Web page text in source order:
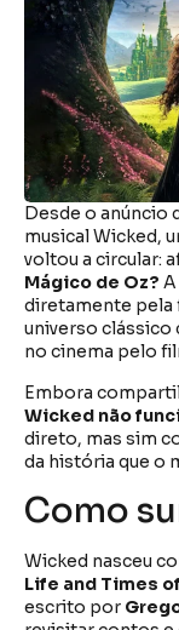
Desde o anúncio
musical Wicked,
voltou a circular:
Mágico de Oz?
diretamente pela
universo clássico
no cinema pelo
Embora
Wicked não
direto, mas sim
da história que o
Como
Wicked nasceu
Life and Times
escrito por